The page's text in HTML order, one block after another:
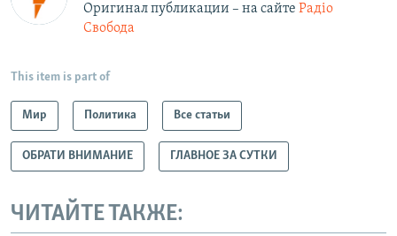
Оригинал публикации – на сайте Радіо
Свобода
This item is part of
Мир Политика Все статьи
ОБРАТИ ВНИМАНИЕ ГЛАВНОЕ ЗА СУТКИ
ЧИТАЙТЕ ТАКЖЕ: